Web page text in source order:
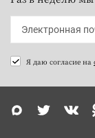
Я даю согласие на